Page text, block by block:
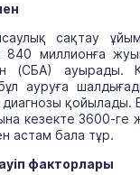
сақтау
миллионға
(СБА) ауырады.
ауруға
қойылады.
кезекте 3600-ге
астам бала тұр.
факторлары